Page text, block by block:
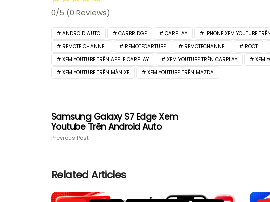
0/5 (0 Reviews)
ANDROID AUTO CARBRIDGE CARPLAY IPHONE XEM YOUTUBE
REMOTE CHANNEL
REMOTECARTUBE REMOTECHANNEL ROOT
XEM YOUTUBE TRÊN APPLE CARPLAY
XEM YOUTUBE TRÊN CARPLAY XEM
XEM YOUTUBE TRÊN MÀN XE
XEM YOUTUBE TRÊN MAZDA
Samsung Galaxy S7 Edge Xem
Youtube Trên Android Auto
Previous Post
Related Articles